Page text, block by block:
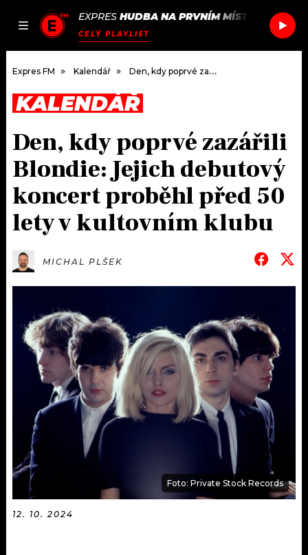
JAK
SEZNAM.CZ
EXPRES HUDBA NA PRVNÍM MÍSTĚ ROLE
CELÝ PLAYLIST
DOMŮ
ČLÁNKY
HUDBA
ROZHOVORY
KALENDÁŘ
KVÍZY
TRENDY
KULTURA
MIX
OSTATNÍ
PODCASTY
JAK NALADIT
RÁDIO
APLIKACE
PROGRAM
PLAYLIST
JAK NALADIT
SOUTĚŽE
Expres FM Kalendář Den, kdy poprvé zazářili Blondie: Jejich debutový koncert proběhl před 50 lety v kultovním klubu
KALENDÁŘ
Den, kdy poprvé zazářili
Blondie: Jejich debutový
koncert proběhl před 50
lety v kultovním klubu
MICHAL PLŠEK
Foto: Private Stock Records
12. 10. 2024